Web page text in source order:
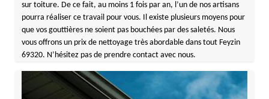
sur toiture. De ce fait, au moins 1 fois par an, l’un de nos artisans
pourra réaliser ce travail pour vous. Il existe plusieurs moyens pour
que vos gouttières ne soient pas bouchées par des saletés. Nous
vous offrons un prix de nettoyage très abordable dans tout Feyzin
69320. N’hésitez pas de prendre contact avec nous.